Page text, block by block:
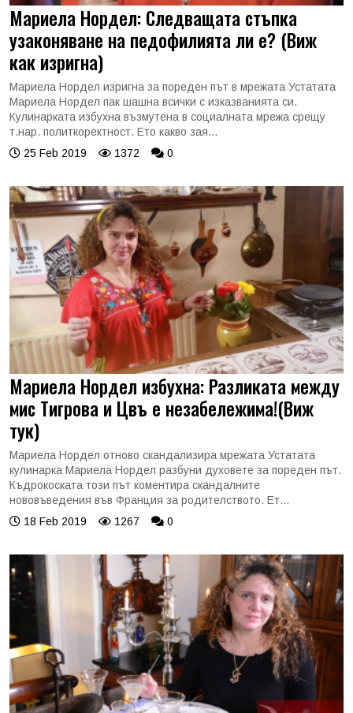
Мариела Нордел: Следващата стъпка
узаконяване на педофилията ли е? (Виж
как изригна)
Мариела Нордел изригна за пореден път в мрежата Устатата
Мариела Нордел пак шашна всички с изказванията си.
Кулинарката избухна възмутена в социалната мрежа срещу
т.нар. политкоректност. Ето какво зая...
25 Feb 2019
1372 0
Мариела Нордел избухна: Разликата между
мис Тигрова и Цвъ е незабележима!(Виж
тук)
Мариела Нордел отново скандализира мрежата Устатата
кулинарка Мариела Нордел разбуни духовете за пореден път.
Къдрокоската този път коментира скандалните
нововъведения във Франция за родителството. Ет...
18 Feb 2019
1267 0